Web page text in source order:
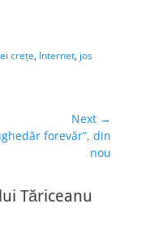
creţe, Internet, jos
Next →
forevăr”, din
nou
Tăriceanu